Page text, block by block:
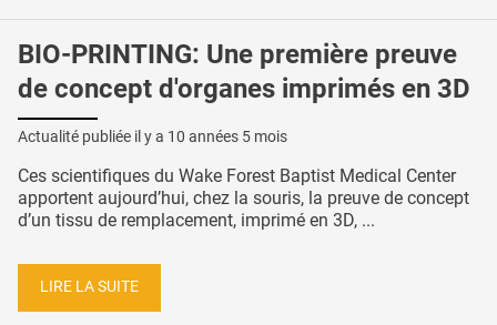
BIO-PRINTING: Une première preuve
de concept d'organes imprimés en 3D
Actualité publiée il y a 10 années 5 mois
Ces scientifiques du Wake Forest Baptist Medical Center
apportent aujourd’hui, chez la souris, la preuve de concept
d’un tissu de remplacement, imprimé en 3D, ...
LIRE LA SUITE